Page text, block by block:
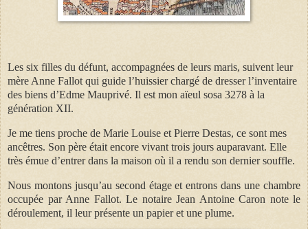
Les six filles du défunt, accompagnées de leurs maris, suivent leur
mère Anne Fallot qui guide l’huissier chargé de dresser l’inventaire
des biens d’Edme Mauprivé. Il est mon aïeul sosa 3278 à la
génération XII.
Je me tiens proche de Marie Louise et Pierre Destas, ce sont mes
ancêtres. Son père était encore vivant trois jours auparavant. Elle
très émue d’entrer dans la maison où il a rendu son dernier souffle.
Nous montons jusqu’au second étage et entrons dans une chambre
occupée par Anne Fallot. Le notaire Jean Antoine Caron note le
déroulement, il leur présente un papier et une plume.